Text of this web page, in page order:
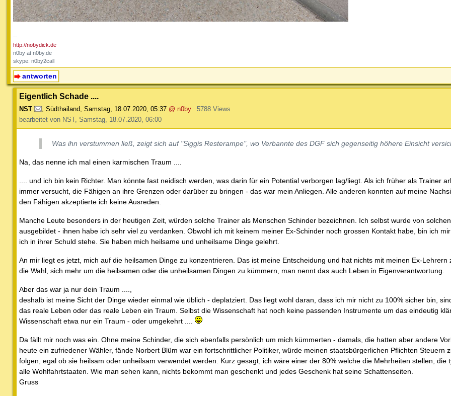
--
http://nobydick.de
n0by at n0by.de
skype: n0by2call
antworten
Eigentlich Schade ....
NST , Südthailand, Samstag, 18.07.2020, 05:37 @ n0by
5788 Views
bearbeitet von NST, Samstag, 18.07.2020, 06:00
Was ihn verstummen ließ, zeigt sich auf "Siggis Resterampe", wo Verbannte des DGF sich gegenseitig höhere Einsicht
Na, das nenne ich mal einen karmischen Traum ....
.... und ich bin kein Richter. Man könnte fast neidisch werden, was darin für ein Potential verborgen lag/liegt. Als ich früher als Trainer
immer versucht, die Fähigen an ihre Grenzen oder darüber zu bringen - das war mein Anliegen. Alle anderen konnten auf meine
den Fähigen akzeptierte ich keine Ausreden.
Manche Leute besonders in der heutigen Zeit, würden solche Trainer als Menschen Schinder bezeichnen. Ich selbst wurde von
ausgebildet - ihnen habe ich sehr viel zu verdanken. Obwohl ich mit keinem meiner Ex-Schinder noch grossen Kontakt habe, bin ich
ich in ihrer Schuld stehe. Sie haben mich heilsame und unheilsame Dinge gelehrt.
An mir liegt es jetzt, mich auf die heilsamen Dinge zu konzentrieren. Das ist meine Entscheidung und hat nichts mit meinen Ex-Lehrern
die Wahl, sich mehr um die heilsamen oder die unheilsamen Dingen zu kümmern, man nennt das auch Leben in Eigenverantwortung.
Aber das war ja nur dein Traum ....,
deshalb ist meine Sicht der Dinge wieder einmal wie üblich - deplatziert. Das liegt wohl daran, dass ich mir nicht zu 100% sicher bin,
das reale Leben oder das reale Leben ein Traum. Selbst die Wissenschaft hat noch keine passenden Instrumente um das eindeutig
Wissenschaft etwa nur ein Traum - oder umgekehrt ....
Da fällt mir noch was ein. Ohne meine Schinder, die sich ebenfalls persönlich um mich kümmerten - damals, die hatten aber andere
heute ein zufriedener Wähler, fände Norbert Blüm war ein fortschrittlicher Politiker, würde meinen staatsbürgerlichen Pflichten Steuern
folgen, egal ob sie heilsam oder unheilsam verwendet werden. Kurz gesagt, ich wäre einer der 80% welche die Mehrheiten stellen, die
alle Wohlfahrtstaaten. Wie man sehen kann, nichts bekommt man geschenkt und jedes Geschenk hat seine Schattenseiten.
Gruss